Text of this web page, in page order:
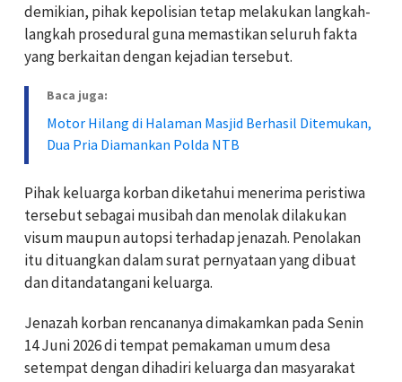
demikian, pihak kepolisian tetap melakukan langkah-
langkah prosedural guna memastikan seluruh fakta
yang berkaitan dengan kejadian tersebut.
Baca juga:
Motor Hilang di Halaman Masjid Berhasil Ditemukan,
Dua Pria Diamankan Polda NTB
Pihak keluarga korban diketahui menerima peristiwa
tersebut sebagai musibah dan menolak dilakukan
visum maupun autopsi terhadap jenazah. Penolakan
itu dituangkan dalam surat pernyataan yang dibuat
dan ditandatangani keluarga.
Jenazah korban rencananya dimakamkan pada Senin
14 Juni 2026 di tempat pemakaman umum desa
setempat dengan dihadiri keluarga dan masyarakat